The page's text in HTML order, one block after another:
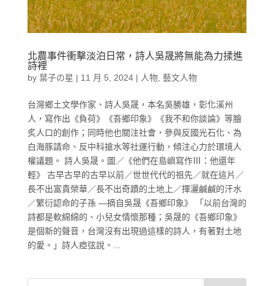
北農事件衝擊淡泊日常，詩人吳晟將無能為力揉進
詩裡
by 葉子の星 | 11 月 5, 2024| 人物, 藝文人物
台灣鄉土文學作家、詩人吳晟，本名吳勝雄，彰化溪州
人，寫作出《負荷》《吾鄉印象》《我不和你談論》等膾
炙人口的創作；同時他也關注社會，參與反國光石化、為
白海豚請命、反中科搶水等社運行動，傾注心力於環境人
權議題。 詩人吳晟。圖／《他們在島嶼寫作Ⅲ：他還年
輕》 古早古早的古早以前／世世代代的祖先／就在這片／
長不出富貴榮華／長不出奇蹟的土地上／揮灑鹹鹹的汗水
／繁衍認命的子孫 —摘自吳晟《吾鄉印象》 「以前台灣的
詩都是軟綿綿的、小兒女情懷那種；吳晟的《吾鄉印象》
是個新的聲音，台灣沒有出現過這樣的詩人，有著對土地
的愛。」詩人瘂弦說。...